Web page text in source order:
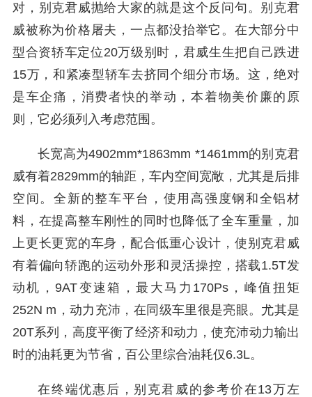
对，别克君威抛给大家的就是这个反问句。别克君
威被称为价格屠夫，一点都没抬举它。在大部分中
型合资轿车定位20万级别时，君威生生把自己跌进
15万，和紧凑型轿车去挤同个细分市场。这，绝对
是车企痛，消费者快的举动，本着物美价廉的原
则，它必须列入考虑范围。
长宽高为4902mm*1863mm *1461mm的别克君
威有着2829mm的轴距，车内空间宽敞，尤其是后排
空间。全新的整车平台，使用高强度钢和全铝材
料，在提高整车刚性的同时也降低了全车重量，加
上更长更宽的车身，配合低重心设计，使别克君威
有着偏向轿跑的运动外形和灵活操控，搭载1.5T发
动机，9AT变速箱，最大马力170Ps，峰值扭矩
252N m，动力充沛，在同级车里很是亮眼。尤其是
20T系列，高度平衡了经济和动力，使充沛动力输出
时的油耗更为节省，百公里综合油耗仅6.3L。
在终端优惠后，别克君威的参考价在13万左